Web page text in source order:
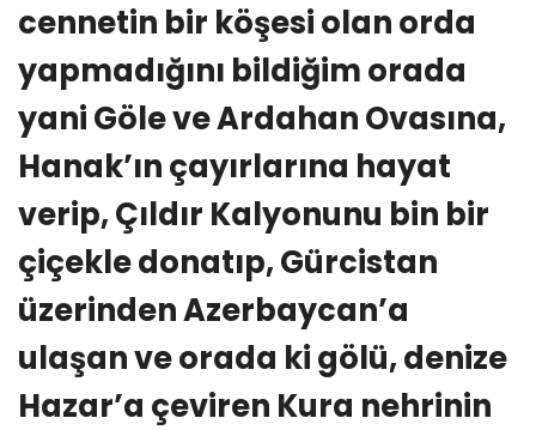
cennetin bir köşesi olan orda
yapmadığını bildiğim orada
yani Göle ve Ardahan Ovasına,
Hanak’ın çayırlarına hayat
verip, Çıldır Kalyonunu bin bir
çiçekle donatıp, Gürcistan
üzerinden Azerbaycan’a
ulaşan ve orada ki gölü, denize
Hazar’a çeviren Kura nehrinin